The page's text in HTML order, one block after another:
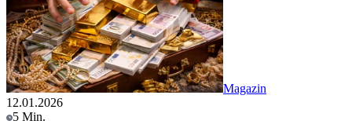
Magazin
12.01.2026
5 Min.